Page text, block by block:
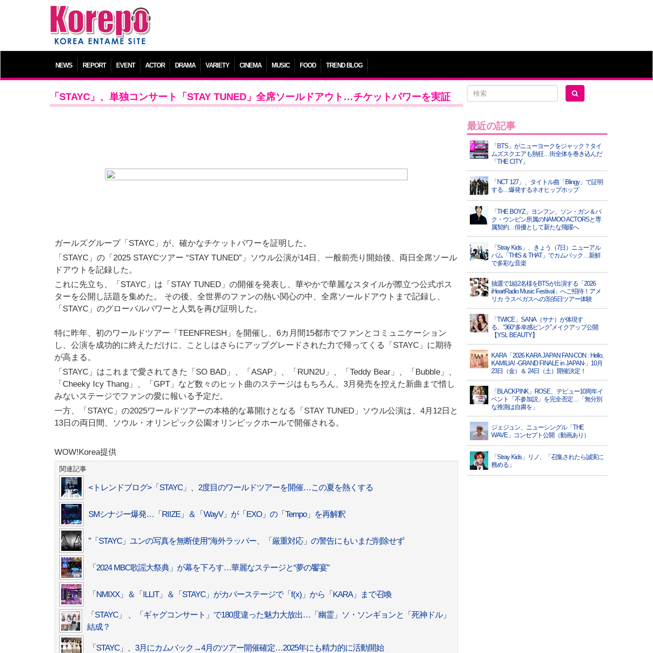
NEWS REPORT EVENT ACTOR DRAMA VARIETY CINEMA MUSIC FOOD TREND BLOG
「STAYC」、単独コンサート「STAY TUNED」全席ソールドアウト…チケットパワーを実証
ガールズグループ「STAYC」が、確かなチケットパワーを証明した。
「STAYC」の「2025 STAYCツアー “STAY TUNED”」ソウル公演が14日、一般前売り開始後、両日全席ソール
ドアウトを記録した。
これに先立ち、「STAYC」は「STAY TUNED」の開催を発表し、華やかで華麗なスタイルが際立つ公式ポス
ターを公開し話題を集めた。 その後、全世界のファンの熱い関心の中、全席ソールドアウトまで記録し、
「STAYC」のグローバルパワーと人気を再び証明した。
特に昨年、初のワールドツアー「TEENFRESH」を開催し、6カ月間15都市でファンとコミュニケーション
し、公演を成功的に終えただけに、ことしはさらにアップグレードされた力で帰ってくる「STAYC」に期待
が高まる。
「STAYC」はこれまで愛されてきた「SO BAD」、「ASAP」、「RUN2U」、「Teddy Bear」、「Bubble」、
「Cheeky Icy Thang」、「GPT」など数々のヒット曲のステージはもちろん、3月発売を控えた新曲まで惜し
みないステージでファンの愛に報いる予定だ。
一方、「STAYC」の2025ワールドツアーの本格的な幕開けとなる「STAY TUNED」ソウル公演は、4月12日と
13日の両日間、ソウル・オリンピック公園オリンピックホールで開催される。
WOW!Korea提供
関連記事
<トレンドブログ>「STAYC」、2度目のワールドツアーを開催…この夏を熱くする
SMシナジー爆発…「RIIZE」＆「WayV」が「EXO」の「Tempo」を再解釈
”「STAYC」ユンの写真を無断使用”海外ラッパー、「厳重対応」の警告にもいまだ削除せず
「2024 MBC歌謡大祭典」が幕を下ろす…華麗なステージと“夢の饗宴”
「NMIXX」＆「ILLIT」＆「STAYC」がカバーステージで「f(x)」から「KARA」まで召喚
「STAYC」 、「ギャグコンサート」で180度違った魅力大放出…「幽霊」ソ・ソンギョンと「死神ドル」
結成？
「STAYC」、3月にカムバック→4月のツアー開催確定…2025年にも精力的に活動開始
最近の記事
「BTS」がニューヨークをジャック？タイ
ムズスクエアも熱狂…街全体を巻き込んだ
「THE CITY」
「NCT 127」、タイトル曲「Blingy」で証明
する…爆発するネオヒップホップ
「THE BOYZ」ヨンフン、ソン・ガン＆パ
ク・ウンビン所属のNAMOO ACTORSと専
属契約…俳優として新たな飛躍へ
「Stray Kids」、きょう（7日）ニューアル
バム「THIS & THAT」でカムバック…新鮮
で多彩な音楽
抽選で1組2名様をBTSが出演する「2026
iHeartRadio Music Festival」へご招待！アメ
リカ ラスベガスへの3泊5日ツアー体験
「TWICE」SANA（サナ）が体現す
る、“360°多幸感ピンク”メイクアップ公開
【YSL BEAUTY】
KARA「2026 KARA JAPAN FAN-CON : Hello,
KAMILIA! -GRAND FINALE in JAPAN-」10月
23日（金）＆ 24日（土）開催決定！
「BLACKPINK」ROSE、デビュー10周年イ
ベント「不参加説」を完全否定…「無分別
な推測は自粛を」
ジェジュン、ニューシングル「THE
WAVE」コンセプト公開（動画あり）
「Stray Kids」リノ、「召集されたら誠実に
務める」